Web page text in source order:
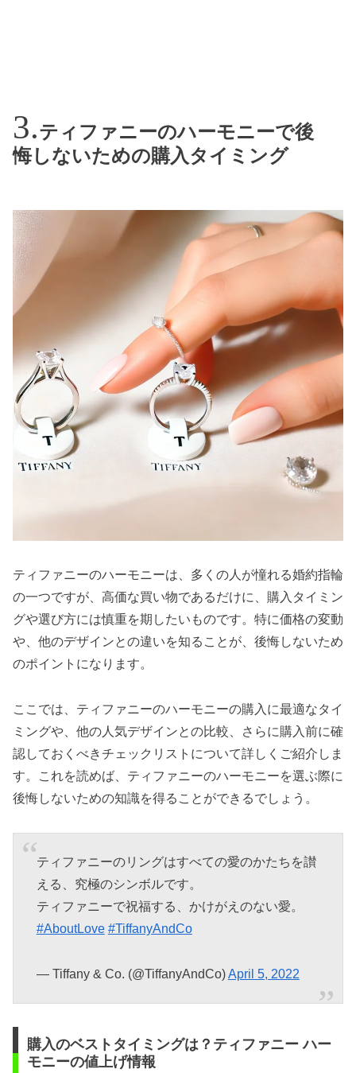
ティファニーのハーモニーで後
悔しないための購入タイミング
ティファニーのハーモニーは、多くの人が憧れる婚約指輪
の一つですが、高価な買い物であるだけに、購入タイミン
グや選び方には慎重を期したいものです。特に価格の変動
や、他のデザインとの違いを知ることが、後悔しないため
のポイントになります。
ここでは、ティファニーのハーモニーの購入に最適なタイ
ミングや、他の人気デザインとの比較、さらに購入前に確
認しておくべきチェックリストについて詳しくご紹介しま
す。これを読めば、ティファニーのハーモニーを選ぶ際に
後悔しないための知識を得ることができるでしょう。
ティファニーのリングはすべての愛のかたちを讃
える、究極のシンボルです。
ティファニーで祝福する、かけがえのない愛。
#AboutLove #TiffanyAndCo
— Tiffany & Co. (@TiffanyAndCo)April 5, 2022
購入のベストタイミングは？ティファニー ハー
モニーの値上げ情報